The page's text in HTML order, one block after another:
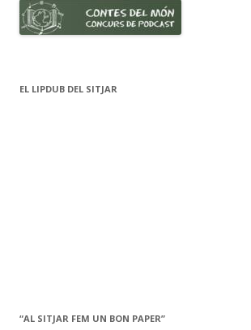
EL LIPDUB DEL SITJAR
“AL SITJAR FEM UN BON PAPER”